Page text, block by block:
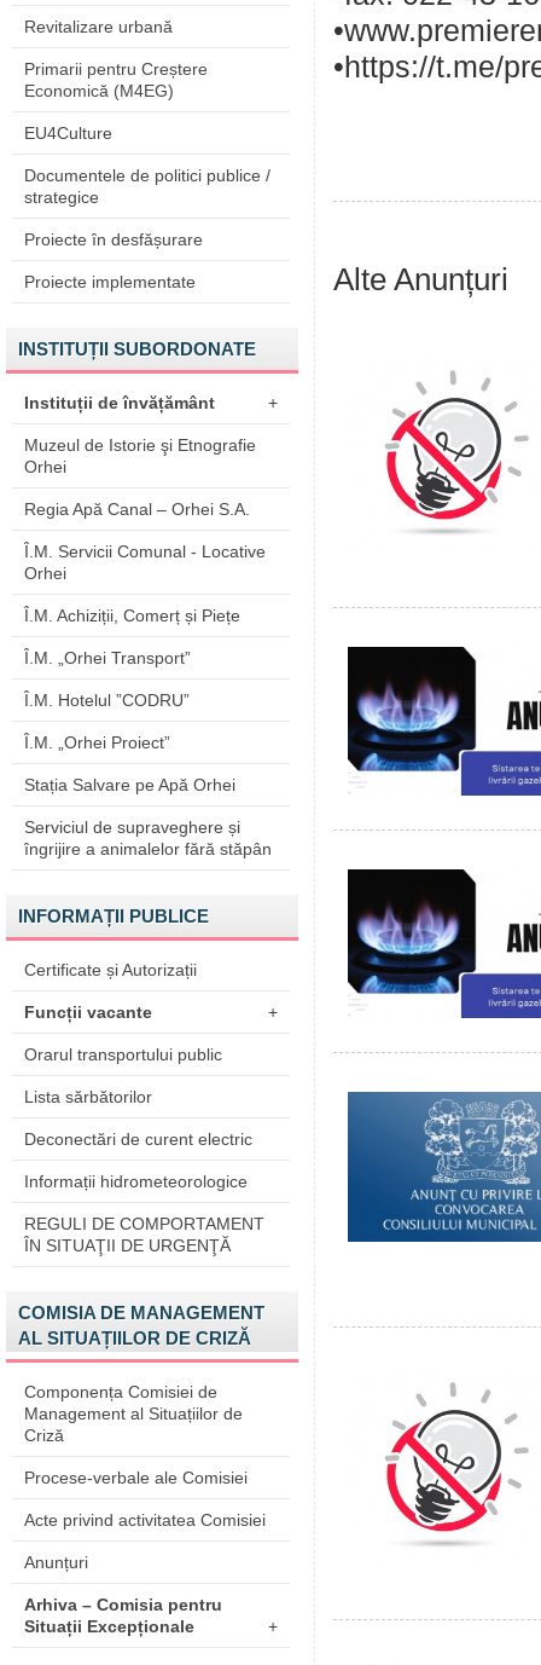
Revitalizare urbană
Primarii pentru Creștere
Economică (M4EG)
EU4Culture
Documentele de politici publice /
strategice
Proiecte în desfășurare
Proiecte implementate
INSTITUȚII SUBORDONATE
Instituții de învățământ +
Muzeul de Istorie şi Etnografie
Orhei
Regia Apă Canal – Orhei S.A.
Î.M. Servicii Comunal - Locative
Orhei
Î.M. Achiziții, Comerț și Piețe
Î.M. „Orhei Transport”
Î.M. Hotelul ”CODRU”
Î.M. „Orhei Proiect”
Stația Salvare pe Apă Orhei
Serviciul de supraveghere și
îngrijire a animalelor fără stăpân
INFORMAȚII PUBLICE
Certificate și Autorizații
Funcții vacante +
Orarul transportului public
Lista sărbătorilor
Deconectări de curent electric
Informații hidrometeorologice
REGULI DE COMPORTAMENT
ÎN SITUAŢII DE URGENŢĂ
COMISIA DE MANAGEMENT
AL SITUAȚIILOR DE CRIZĂ
Componența Comisiei de
Management al Situațiilor de
Criză
Procese-verbale ale Comisiei
Acte privind activitatea Comisiei
Anunțuri
Arhiva – Comisia pentru
Situații Excepționale
+
•https://t.me/
Alte Anunțuri